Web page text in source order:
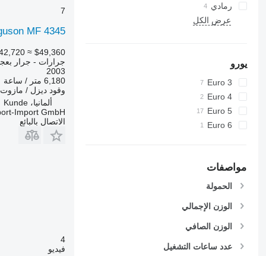
6145
6150 M
6215
6230
6250
6310
6320
7620
7624
8250
8660
8670
8727
8732
رمادي
عرض الكل
يورو
Euro 3
Euro 4
Euro 5
Euro 6
مواصفات
الحمولة
الوزن الإجمالي
الوزن الصافي
عدد ساعات التشغيل
7
MF 4345
≈ $49,360
جرارات - جرار
2003
6,180 متر / ساعة
وقود ديزل / مازوت
ألمانيا، Kunde
Import GmbH
الاتصال بالبائع
4
فيديو